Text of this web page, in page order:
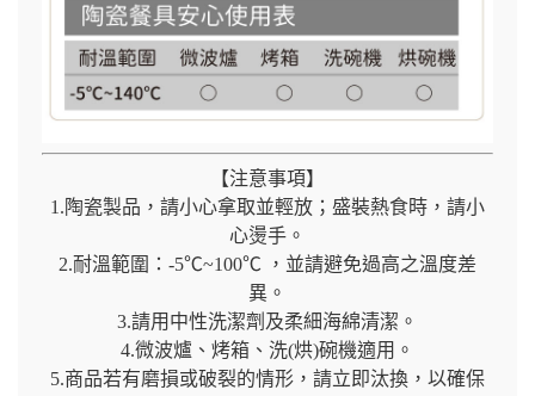
【注意事項】
1.陶瓷製品，請小心拿取並輕放；盛裝熱食時，請小
心燙手。
2.耐溫範圍：-5℃~100℃ ，並請避免過高之溫度差
異。
3.請用中性洗潔劑及柔細海綿清潔。
4.微波爐、烤箱、洗(烘)碗機適用。
5.商品若有磨損或破裂的情形，請立即汰換，以確保